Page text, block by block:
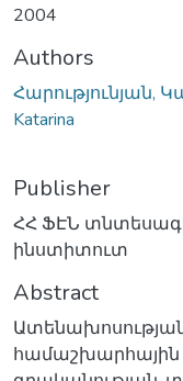
2004
Authors
Հարությունյան,
Katarina
Publisher
ՀՀ ՖԷՆ
ինստիտուտ
Abstract